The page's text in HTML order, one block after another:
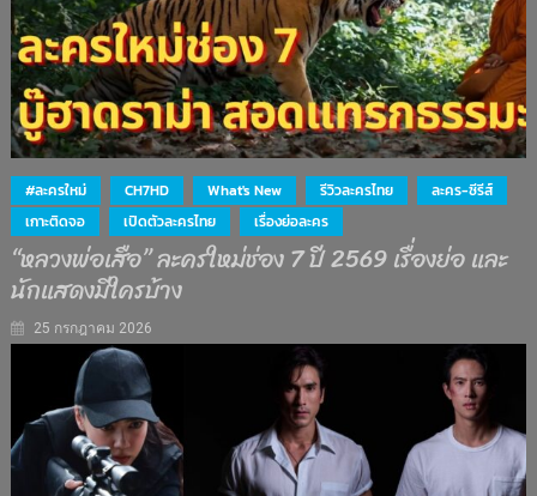
#ละครใหม่ CH7HD What's New รีวิวละครไทย
ละคร-ซีรีส์
เกาะติดจอ
เปิดตัวละครไทย เรื่องย่อละคร
“หลวงพ่อเสือ” ละครใหม่ช่อง 7 ปี 2569 เรื่องย่อ และ
นักแสดงมีใครบ้าง
25 กรกฎาคม 2026